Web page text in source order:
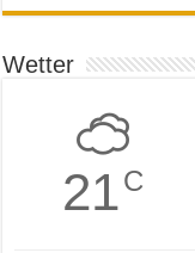
Wetter
21C